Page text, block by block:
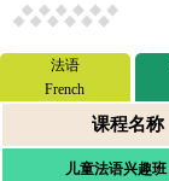
法语
French
课程名称
儿童法语兴趣班